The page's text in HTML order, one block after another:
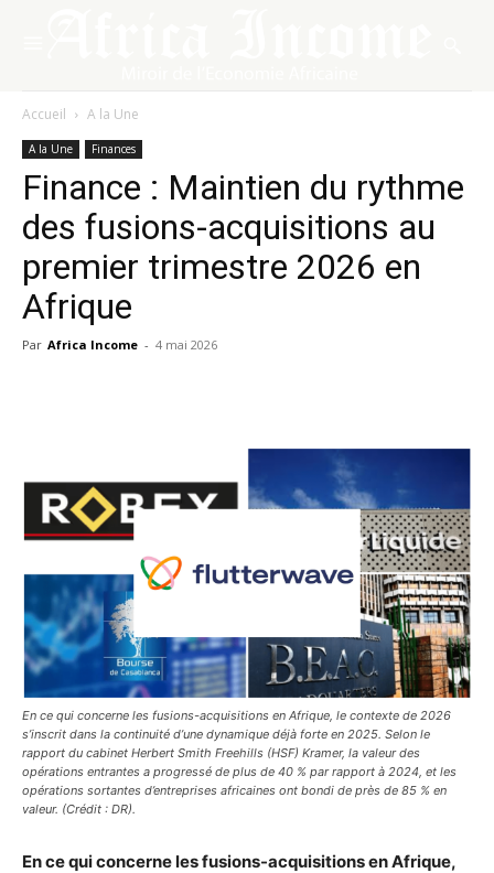
Accueil A la Une
A la Une Finances
Finance : Maintien du rythme
des fusions-acquisitions au
premier trimestre 2026 en
Afrique
Par Africa Income - 4 mai 2026
En ce qui concerne les fusions-acquisitions en Afrique, le contexte de 2026
s’inscrit dans la continuité d’une dynamique déjà forte en 2025. Selon le
rapport du cabinet Herbert Smith Freehills (HSF) Kramer, la valeur des
opérations entrantes a progressé de plus de 40 % par rapport à 2024, et les
opérations sortantes d’entreprises africaines ont bondi de près de 85 % en
valeur. (Crédit : DR).
En ce qui concerne les fusions-acquisitions en Afrique,